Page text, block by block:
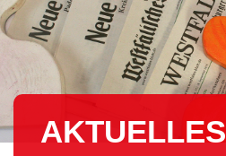
AKTUELLES